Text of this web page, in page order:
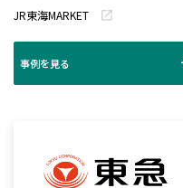
JR東海MARKET
事例を見る